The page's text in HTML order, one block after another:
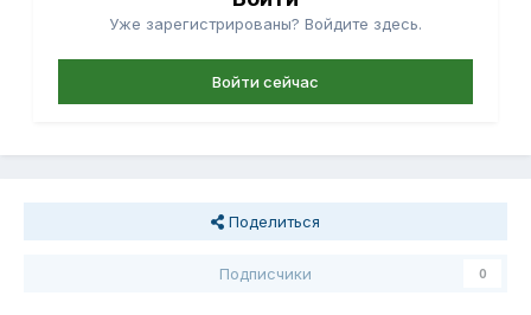
Уже зарегистрированы? Войдите здесь.
Войти сейчас
Поделиться
Подписчики 0